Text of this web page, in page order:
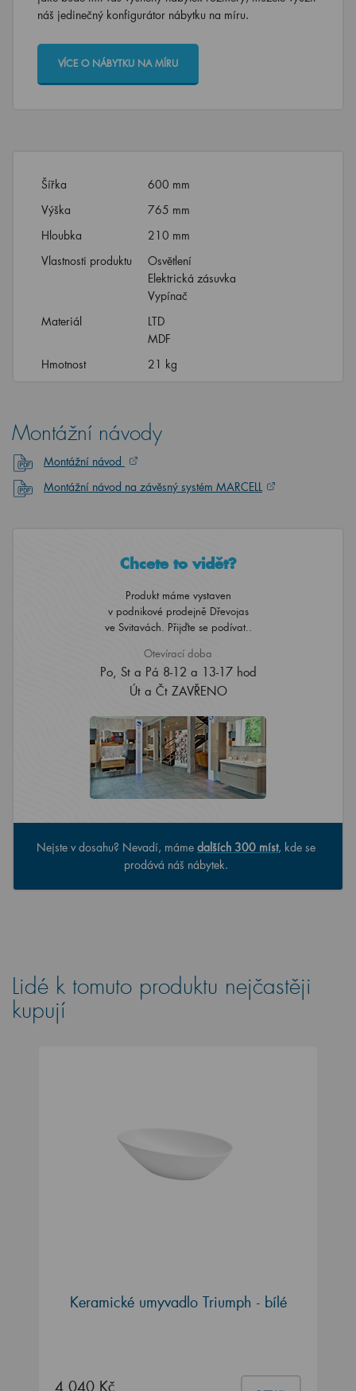
náš jedinečný konfigurátor nábytku na míru.
VÍCE O NÁBYTKU NA MÍRU
Šířka
600 mm
Výška
765 mm
Hloubka
210 mm
Vlastnosti produktu
Osvětlení
Elektrická zásuvka
Vypínač
Materiál
LTD
MDF
Hmotnost
21 kg
Montážní návody
Montážní návod
Montážní návod na závěsný systém MARCELL
Chcete to vidět?
Produkt máme vystaven
v podnikové prodejně Dřevojas
ve Svitavách. Přijďte se podívat..
Otevírací doba
Po, St a Pá 8-12 a 13-17 hod
Út a Čt ZAVŘENO
Nejste v dosahu? Nevadí, máme dalších 300 míst, kde se
prodává náš nábytek.
Lidé k tomuto produktu nejčastěji
kupují
Keramické umyvadlo Triumph - bílé
4 040 Kč